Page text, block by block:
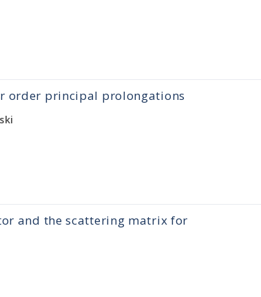
order principal prolongations
and the scattering matrix for